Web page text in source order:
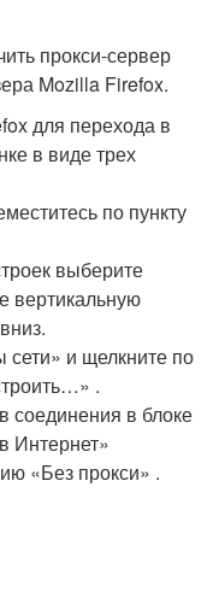
прокси-сервер
Mozilla Firefox.
для перехода в
в виде трех
по пункту
выберите
вертикальную
и щелкните по
.
соединения в блоке
Интернет»
«Без прокси» .